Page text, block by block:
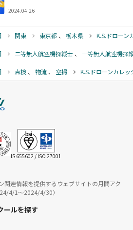
2024.04.26
関東 東京都 、 栃木県 K.S.ドローン
二等無人航空機操縦士 、 一等無人航空機操
点検 、 物流 、 空撮 K.S.ドローンカレッ
IS 655602 / ISO 27001
連情報を提供するウェブサイトの月間アク
4/1〜2024/4/30）
ールを探す